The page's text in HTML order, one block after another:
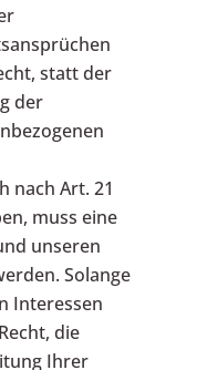
statt der
der
nach Art. 21
muss eine
unseren
Solange
Interessen
die
Ihrer